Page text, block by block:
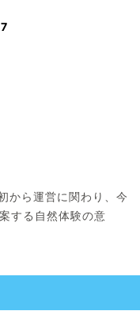
から運営に関わり、今
する自然体験の意